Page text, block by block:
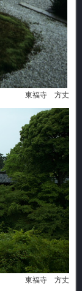
東福寺 方丈
東福寺 方丈